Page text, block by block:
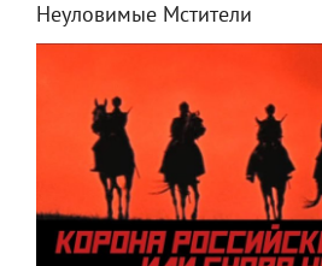
Неуловимые Мстители